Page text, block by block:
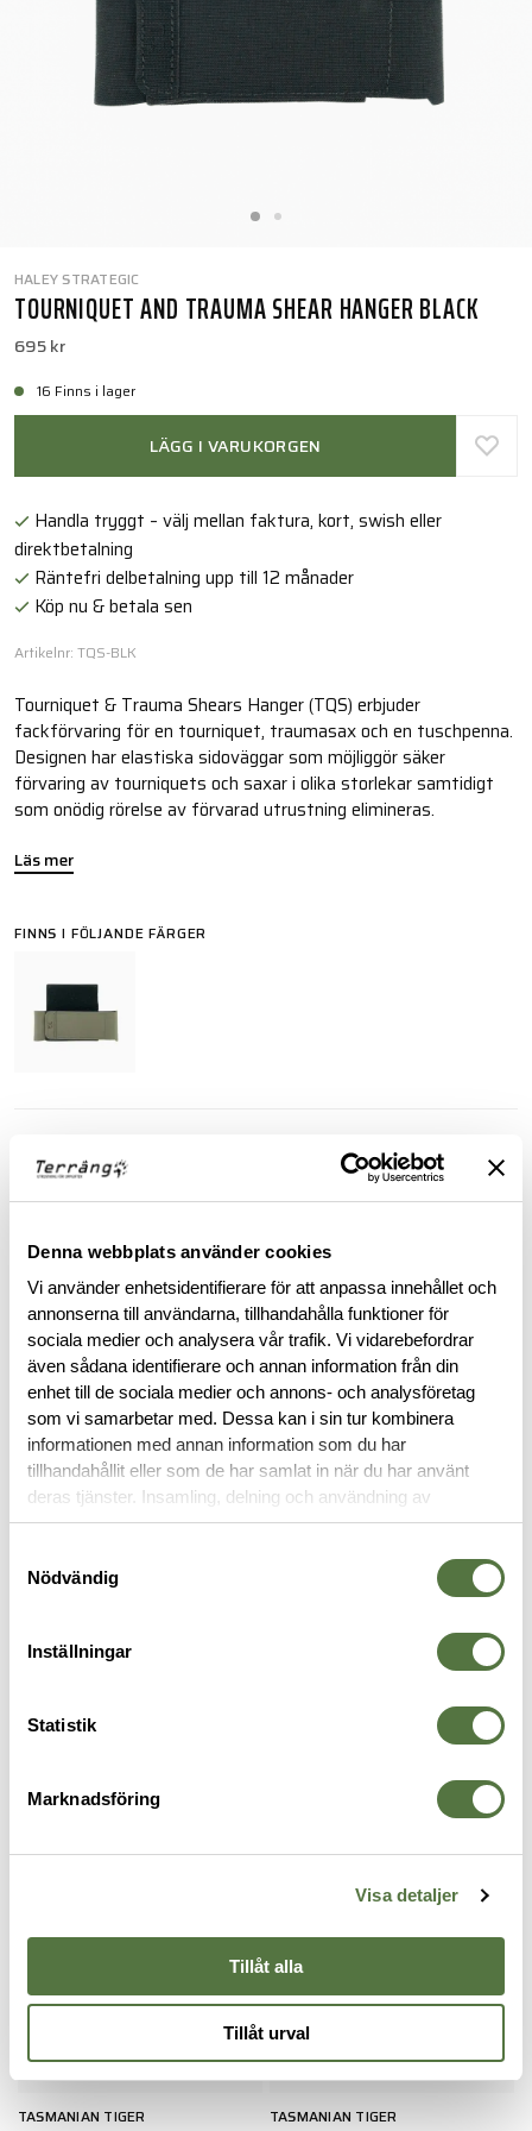
Denna webbplats använder cookies
Vi använder enhetsidentifierare för att anpassa innehållet och
annonserna till användarna, tillhandahålla funktioner för
sociala medier och analysera vår trafik. Vi vidarebefordrar
även sådana identifierare och annan information från din
enhet till de sociala medier och annons- och analysföretag
som vi samarbetar med. Dessa kan i sin tur kombinera
informationen med annan information som du har
tillhandahållit eller som de har samlat in när du har använt
deras tjänster. Insamling, delning och användning av
personuppgifter kan användas för personalisering av
Nödvändig
Inställningar
Statistik
Marknadsföring
Visa detaljer
Tillåt alla
Tillåt urval
HALEY STRATEGIC
TOURNIQUET AND TRAUMA SHEAR HANGER BLACK
695 kr
16 Finns i lager
LÄGG I VARUKORGEN
Handla tryggt – välj mellan faktura, kort, swish eller
direktbetalning
Räntefri delbetalning upp till 12 månader
Köp nu & betala sen
Artikelnr: TQS-BLK
Tourniquet & Trauma Shears Hanger (TQS) erbjuder
fackförvaring för en tourniquet, traumasax och en tuschpenna.
Designen har elastiska sidoväggar som möjliggör säker
förvaring av tourniquets och saxar i olika storlekar samtidigt
som onödig rörelse av förvarad utrustning elimineras.
Läs mer
FINNS I FÖLJANDE FÄRGER
OM VARUMÄRKET
RELATERADE PRODUKTER
FICKOR & HÅLLARE
TASMANIAN TIGER TASMANIAN TIGER